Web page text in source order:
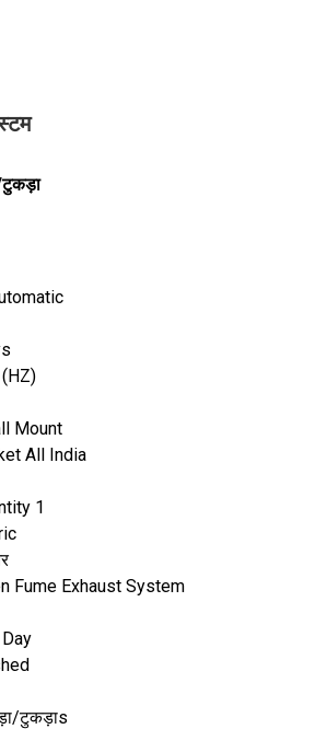
Mount
All India
1
Fume Exhaust System
टुकड़ाs